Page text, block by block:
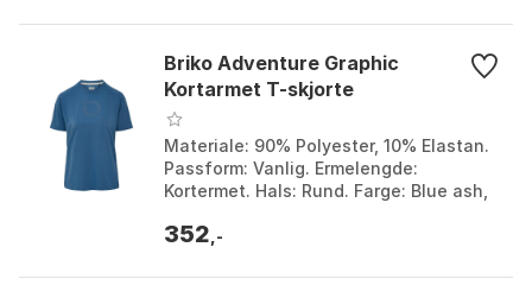
Briko Adventure Graphic
Kortarmet T-skjorte
Materiale: 90% Polyester, 10% Elastan.
Passform: Vanlig. Ermelengde:
Kortermet. Hals: Rund. Farge: Blue ash,
Green sher...
352 ,-